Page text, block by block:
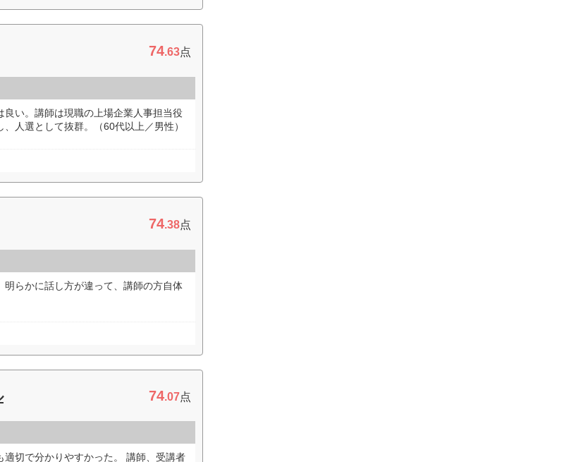
74.63点
い。講師は現職の上場企業人事担当役
人選として抜群。（60代以上／男性）
74.38点
らかに話し方が違って、講師の方自体
74.07点
切で分かりやすかった。 講師、受講者